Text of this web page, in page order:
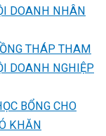
DOANH NHÂN
THÁP THAM
DOANH NGHIỆP
BỔNG CHO
KHĂN